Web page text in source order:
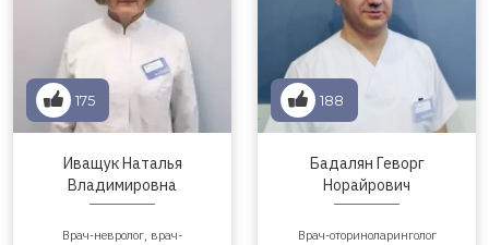
175
Иващук Наталья
Владимировна
Врач-невролог, врач-
188
Бадалян Геворг
Норайрович
Врач-оториноларинголог